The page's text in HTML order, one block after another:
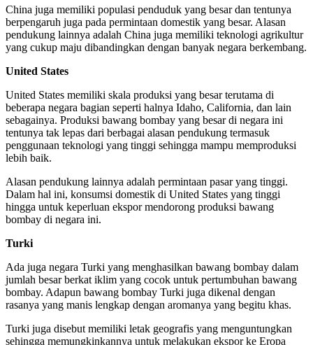
China juga memiliki populasi penduduk yang besar dan tentunya
berpengaruh juga pada permintaan domestik yang besar. Alasan
pendukung lainnya adalah China juga memiliki teknologi agrikultur
yang cukup maju dibandingkan dengan banyak negara berkembang.
United States
United States memiliki skala produksi yang besar terutama di
beberapa negara bagian seperti halnya Idaho, California, dan lain
sebagainya. Produksi bawang bombay yang besar di negara ini
tentunya tak lepas dari berbagai alasan pendukung termasuk
penggunaan teknologi yang tinggi sehingga mampu memproduksi
lebih baik.
Alasan pendukung lainnya adalah permintaan pasar yang tinggi.
Dalam hal ini, konsumsi domestik di United States yang tinggi
hingga untuk keperluan ekspor mendorong produksi bawang
bombay di negara ini.
Turki
Ada juga negara Turki yang menghasilkan bawang bombay dalam
jumlah besar berkat iklim yang cocok untuk pertumbuhan bawang
bombay. Adapun bawang bombay Turki juga dikenal dengan
rasanya yang manis lengkap dengan aromanya yang begitu khas.
Turki juga disebut memiliki letak geografis yang menguntungkan
sehingga memungkinkannya untuk melakukan ekspor ke Eropa